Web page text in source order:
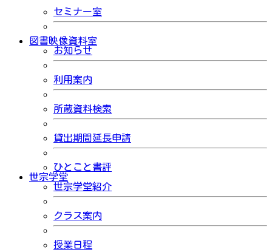
セミナー室
図書映像資料室
お知らせ
利用案内
所蔵資料検索
貸出期間延長申請
ひとこと書評
世宗学堂
世宗学堂紹介
クラス案内
授業日程